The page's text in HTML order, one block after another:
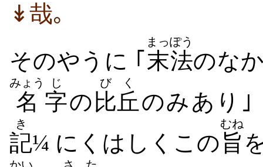
↡哉｡
そのやうに ｢ 末法
まっぽう
のな
名
みょう
字
じ
の 比丘
びく
のみあり
記
き
¼ にくはしくこの 旨
むね